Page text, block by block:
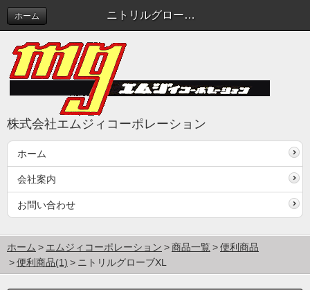
ニトリルグローブXL
ホーム
株式会社エムジィコーポレーション
ホーム
会社案内
お問い合わせ
ホーム エムジィコーポレーション 商品一覧
便利商品
便利商品(1)
ニトリルグローブXL